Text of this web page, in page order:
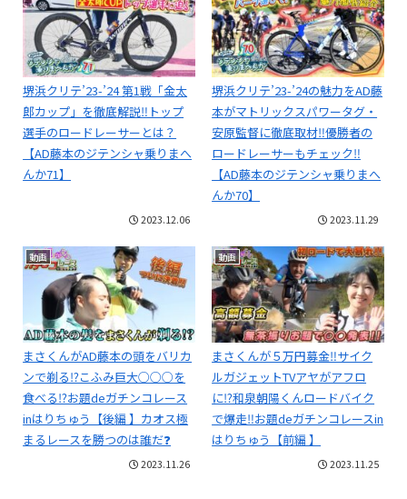
堺浜クリテ’23-’24 第1戦「金太
郎カップ」を徹底解説‼トップ
選手のロードレーサーとは？
【AD藤本のジテンシャ乗りまへ
んか71】
2023.12.06
堺浜クリテ’23-’24の魅力をAD藤
本がマトリックスパワータグ・
安原監督に徹底取材‼️優勝者の
ロードレーサーもチェック‼️
【AD藤本のジテンシャ乗りまへ
んか70】
2023.11.29
動画
まさくんがAD藤本の頭をバリカ
ンで剃る⁉️こふみ巨大○○○を
食べる⁉️お題deガチンコレース
inはりちゅう【後編 】カオス極
まるレースを勝つのは誰だ❓
2023.11.26
動画
まさくんが５万円募金‼️サイク
ルガジェットTVアヤがアフロ
に⁉️和泉朝陽くんロードバイク
で爆走‼️お題deガチンコレースin
はりちゅう【前編 】
2023.11.25